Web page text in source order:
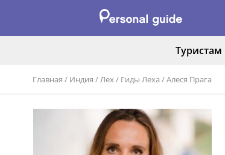
Туристам
Главная / Индия /Лех/ Гиды Леха /Алеся Прага